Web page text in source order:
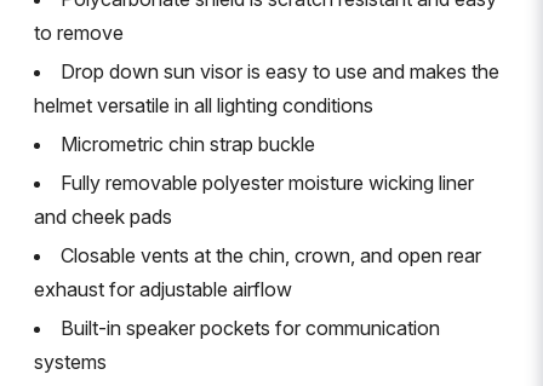
to remove
Drop down sun visor is easy to use and makes the
helmet versatile in all lighting conditions
Micrometric chin strap buckle
Fully removable polyester moisture wicking liner
and cheek pads
Closable vents at the chin, crown, and open rear
exhaust for adjustable airflow
Built-in speaker pockets for communication
systems